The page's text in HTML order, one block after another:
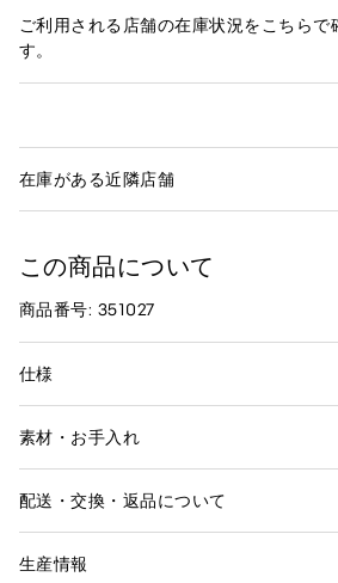
ご利用される店舗の在庫状況をこちらで
す。
在庫がある近隣店舗
この商品について
商品番号: 351027
仕様
素材・お手入れ
配送・交換・返品について
生産情報